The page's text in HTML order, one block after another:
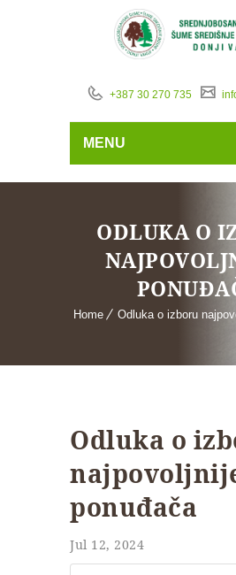
+387 30 270 735
MENU
ODLUKA O
Home Odluka o izboru
Odluka o
ponuđača
Jul 12, 2024